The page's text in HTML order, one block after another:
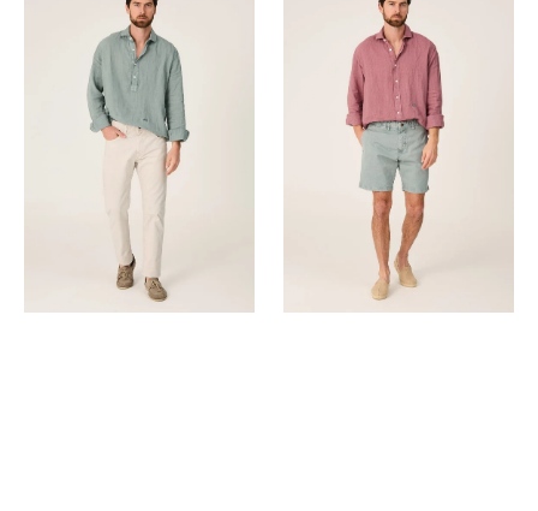
Formentor
Navarrete